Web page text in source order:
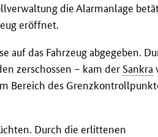
die Alarmanlage
eröffnet.
auf das Fahrzeug abgegeben.
zerschossen – kam der Sankra
Bereich des
Durch die erlittenen